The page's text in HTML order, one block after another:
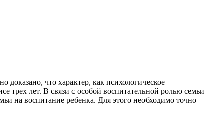
что характер, как психологическое
трех лет. В связи с особой воспитательной ролью семьи
на воспитание ребенка. Для этого необходимо точно